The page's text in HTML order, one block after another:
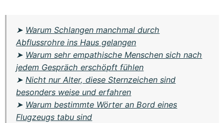
➤ Warum Schlangen manchmal durch
Abflussrohre ins Haus gelangen
➤ Warum sehr empathische Menschen sich nach
jedem Gespräch erschöpft fühlen
➤Nicht nur Alter, diese Sternzeichen sind
besonders weise und erfahren
➤ Warum bestimmte Wörter an Bord eines
Flugzeugs tabu sind